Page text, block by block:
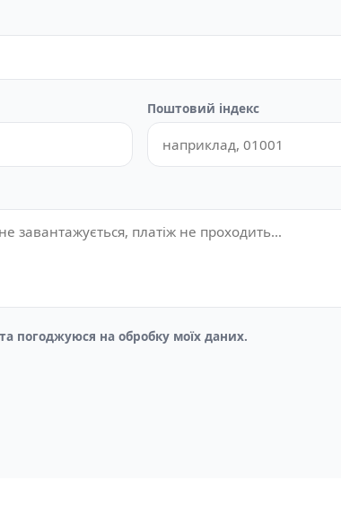
Поштовий індекс
та погоджуюся на обробку моїх даних.